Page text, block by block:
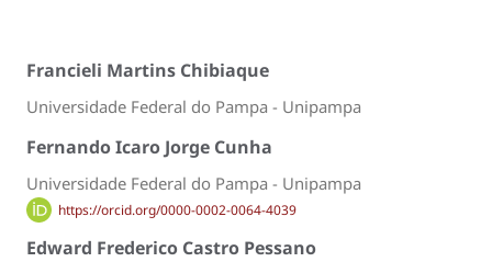
Francieli Martins Chibiaque
Universidade Federal do Pampa - Unipampa
Fernando Icaro Jorge Cunha
Universidade Federal do Pampa - Unipampa
https://orcid.org/0000-0002-0064-4039
Edward Frederico Castro Pessano